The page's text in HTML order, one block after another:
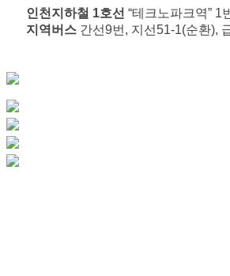
인천지하철 1호선 “테크노파크역” 1
지역버스간선9번, 지선51-1(순환),